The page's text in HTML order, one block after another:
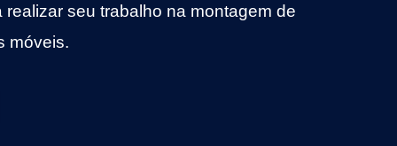
realizar seu trabalho na montagem de
móveis.